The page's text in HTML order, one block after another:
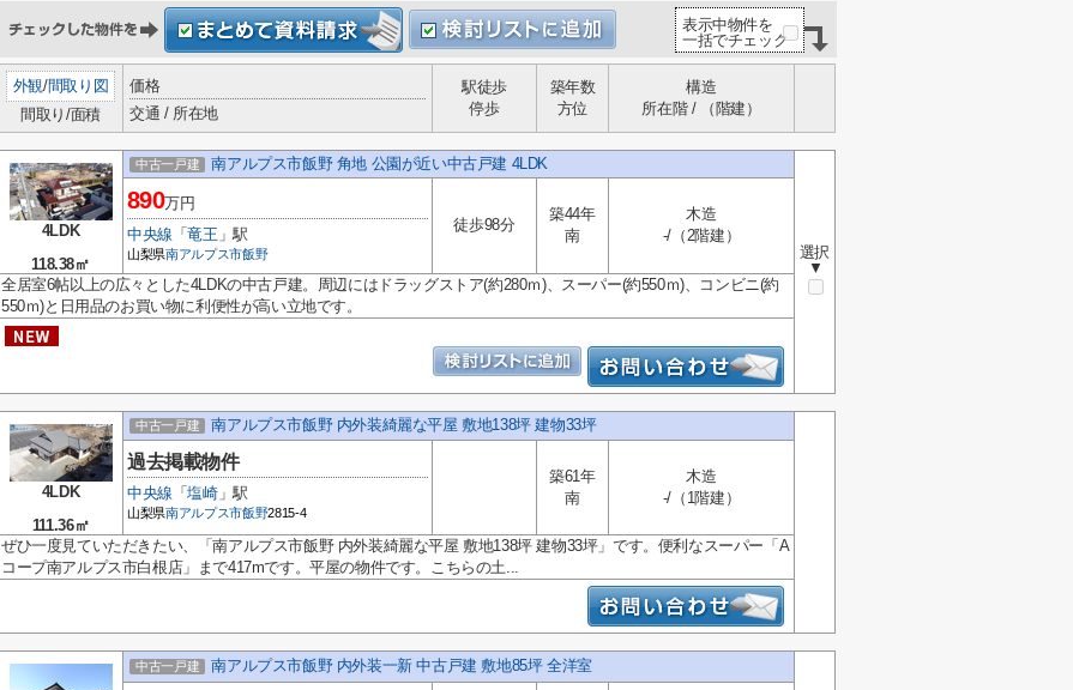
表示中物件を
一括でチェック
外観/間取り図
間取り/面積
価格
交通 / 所在地
駅徒歩
停歩
築年数
方位
構造
所在階 / （階建）
4LDK
118.38㎡
中古一戸建 南アルプス市飯野 角地 公園が近い中古戸建 4LDK
選択
▼
890万円
中央線 「竜王 」駅
山梨県南アルプス市飯野
徒歩98分
築44年
南
木造
-/（2階建）
全居室6帖以上の広々とした4LDKの中古戸建。周辺にはドラッグストア(約280ｍ)、スーパー(約550ｍ)、コンビニ(約
550ｍ)と日用品のお買い物に利便性が高い立地です。
4LDK
111.36㎡
中古一戸建 南アルプス市飯野 内外装綺麗な平屋 敷地138坪 建物33坪
過去掲載物件
中央線 「塩崎」駅
山梨県南アルプス市飯野2815-4
築61年
南
木造
-/（1階建）
ぜひ一度見ていただきたい、「南アルプス市飯野 内外装綺麗な平屋 敷地138坪 建物33坪」です。便利なスーパー「A
コープ南アルプス市白根店」まで417mです。平屋の物件です。こちらの土...
中古一戸建 南アルプス市飯野 内外装一新 中古戸建 敷地85坪 全洋室